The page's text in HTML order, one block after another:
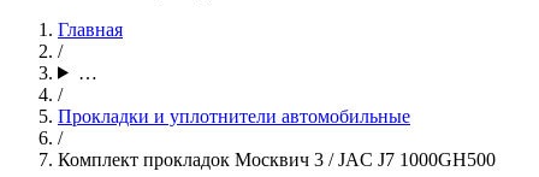
Главная
/
…
/
Прокладки и уплотнители автомобильные
/
Комплект прокладок Москвич 3 / JAC J7 1000GH500